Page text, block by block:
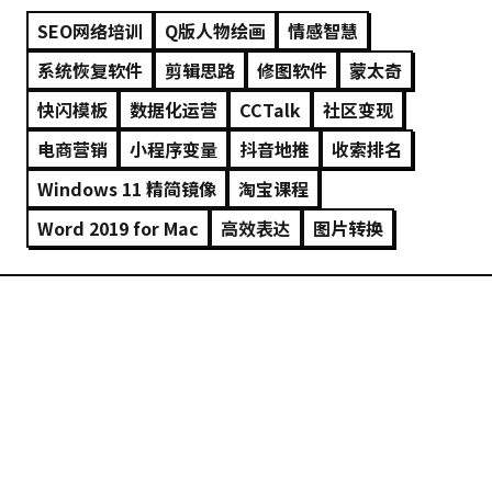
SEO网络培训 Q版人物绘画
情感智慧
系统恢复软件
剪辑思路 修图软件
蒙太奇
快闪模板
数据化运营 CCTalk
社区变现
电商营销
小程序变量 抖音地推
收索排名
Windows 11 精简镜像
淘宝课程
Word 2019 for Mac
高效表达 图片转换